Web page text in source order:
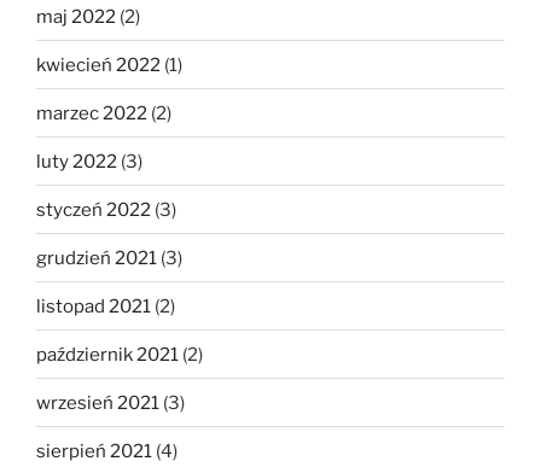
maj 2022 (2)
kwiecień 2022 (1)
marzec 2022 (2)
luty 2022 (3)
styczeń 2022 (3)
grudzień 2021 (3)
listopad 2021 (2)
październik 2021 (2)
wrzesień 2021 (3)
sierpień 2021 (4)